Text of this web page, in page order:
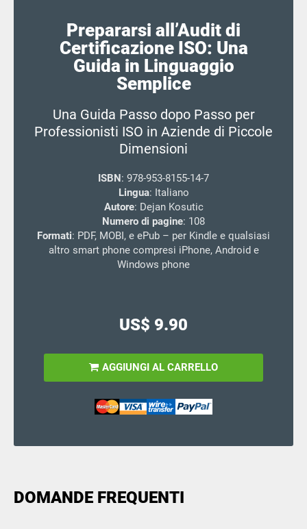
Prepararsi all’Audit di
Certificazione ISO: Una
Guida in Linguaggio
Semplice
Una Guida Passo dopo Passo per
Professionisti ISO in Aziende di Piccole
Dimensioni
ISBN: 978-953-8155-14-7
Lingua: Italiano
Autore: Dejan Kosutic
Numero di pagine: 108
Formati: PDF, MOBI, e ePub – per Kindle e qualsiasi
altro smart phone compresi iPhone, Android e
Windows phone
US$ 9.90
AGGIUNGI AL CARRELLO
DOMANDE FREQUENTI